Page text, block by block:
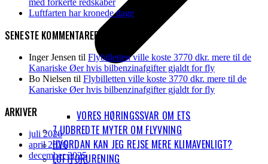
VORES HØRINGSSVAR OM ETS
7 UDBREDTE MYTER OM FLYVNING
HVORDAN KAN JEG REJSE MERE KLIMAVENLIGT?
LUFTFORURENING
Luftfarten har kronede dage
SENESTE KOMMENTARER
Inger Jensen til Flybilletten ville koste 3770 dkr. mere til de
Kanariske Øer hvis bilbenzinafgifter gjaldt for fly
Bo Nielsen til Flybilletten ville koste 3770 dkr. mere til de
Kanariske Øer hvis bilbenzinafgifter gjaldt for fly
ARKIVER
juli 2026
april 2026
december 2025